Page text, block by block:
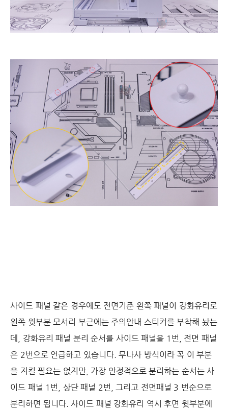
사이드 패널 같은 경우에도 전면기준 왼쪽 패널이 강화유리로
왼쪽 윗부분 모서리 부근에는 주의안내 스티커를 부착해 놨는
데, 강화유리 패널 분리 순서를 사이드 패널을 1번, 전면 패널
은 2번으로 언급하고 있습니다. 무나사 방식이라 꼭 이 부분
을 지킬 필요는 없지만, 가장 안정적으로 분리하는 순서는 사
이드 패널 1번, 상단 패널 2번, 그리고 전면패널 3 번순으로
분리하면 됩니다. 사이드 패널 강화유리 역시 후면 윗부분에